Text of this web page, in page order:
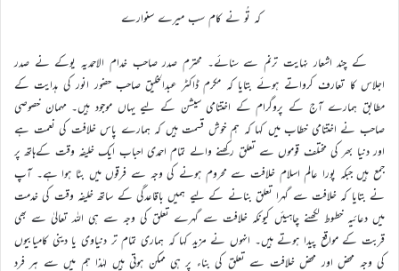
کہ تُو نے کام سب میرے سنوارے
کے چند اشعار نہایت ترنم سے سنائے۔ محترم صدر صاحب خدام الاحمدیہ یوکے نے صدر
اجلاس کا تعارف کرواتے ہوئے بتایا کہ مکرم ڈاکٹر عبدالخلیق صاحب حضور انور کی ہدایت کے
مطابق ہمارے آج کے پروگرام کے اختتامی سیشن کے لیے یہاں موجود ہیں۔ مہمان خصوصی
صاحب نے اختتامی خطاب میں کہا کہ ہم خوش قسمت ہیں کہ ہمارے پاس خلافت کی نعمت ہے
اور دنیا بھر کی مختلف قوموں سے تعلق رکھنے والے تمام احمدی احباب ایک خلیفہ وقت کےہاتھ پر
جمع ہیں جبکہ پورا عالم اسلام خلافت سے محروم ہونے کی وجہ سے فرقوں میں بٹا ہوا ہے۔ آپ
نے بتایا کہ خلافت سے گہرا تعلق بنانے کے لیے ہمیں باقاعدگی کے ساتھ خلیفہ وقت کی خدمت
میں دعائیہ خطوط لکھنے چاہیئں کیونکہ خلافت سے گہرے تعلق کی وجہ سے ہی اللہ تعالیٰ سے بھی
قربت کے مواقع پیدا ہوتے ہیں۔ انہوں نے مزید کہا کہ ہماری تمام تر دنیاوی یا دینی کامیابیوں
کی وجہ محض اور محض خلافت سے تعلق کی بناء پر ہی ممکن ہوتی ہیں لہٰذا ہم میں سے ہر فرد